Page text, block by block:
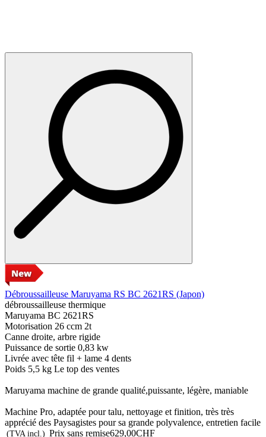
Débroussailleuse Maruyama RS BC 2621RS (Japon)
débroussailleuse thermique
Maruyama BC 2621RS
Motorisation 26 ccm 2t
Canne droite, arbre rigide
Puissance de sortie 0,83 kw
Livrée avec tête fil + lame 4 dents
Poids 5,5 kg Le top des ventes
Maruyama machine de grande qualité,puissante, légère, maniable
Machine Pro, adaptée pour talu, nettoyage et finition, très très
apprécié des Paysagistes pour sa grande polyvalence, entretien facile
(TVA incl.) Prix sans remise629,00CHF